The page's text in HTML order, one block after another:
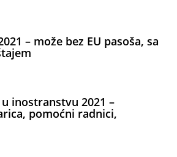
– može bez EU pasoša, sa
inostranstvu 2021 –
pomoćni radnici,